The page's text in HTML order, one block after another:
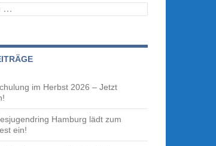
im Herbst 2026 – Jetzt
Hamburg lädt zum
ein!